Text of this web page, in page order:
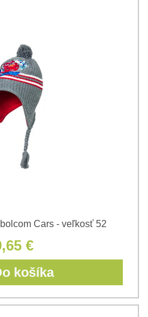
Cars - veľkosť 52
€
košíka